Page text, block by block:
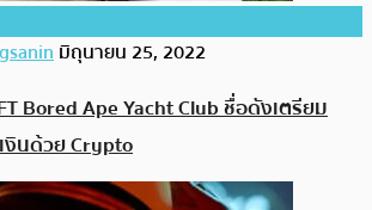
มิถุนายน 25, 2022
Bored Ape Yacht Club ชื่อดังเตรียม
งินด้วย Crypto